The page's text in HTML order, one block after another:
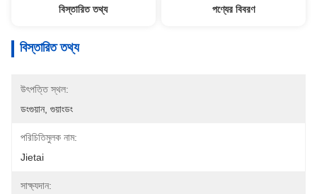
বিস্তারিত তথ্য পণ্যের বিবরণ
বিস্তারিত তথ্য
উৎপত্তি স্থল:
ডংগুয়ান, গুয়াংডং
পরিচিতিমুলক নাম:
Jietai
সাক্ষ্যদান: